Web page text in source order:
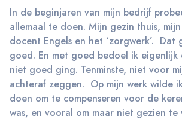
In de beginjaren van mijn bedrijf
allemaal te doen. Mijn gezin thuis,
docent Engels en het ‘zorgwerk’. Dat
goed. En met goed bedoel ik eigenlijk
niet goed ging. Tenminste, niet voor
achteraf zeggen. Op mijn werk wilde
doen om te compenseren voor de
was, en vooral om maar niet gezien te